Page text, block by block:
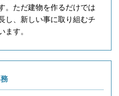
。ただ建物を作るだけでは
し、新しい事に取り組むチ
ます。